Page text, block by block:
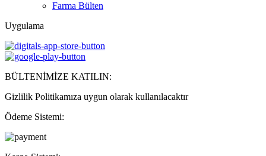
Farma Bülten
Uygulama
BÜLTENİMİZE KATILIN:
Gizlilik Politikamıza uygun olarak kullanılacaktır
Ödeme Sistemi: